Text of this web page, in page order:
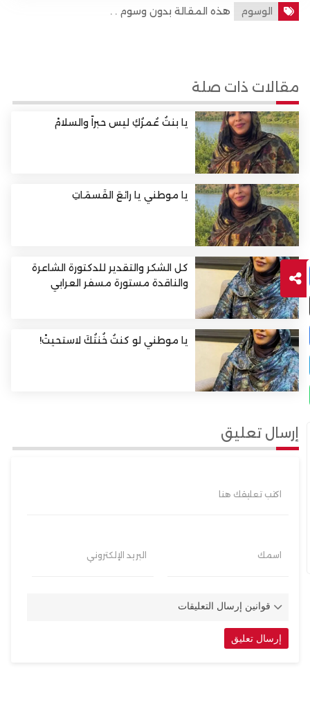
الوسوم هذه المقالة بدون وسوم . .
مقالات ذات صلة
يا بنتُ عُمرُكِ ليس حبراً والسلامْ
يا موطني يا رائعَ القَسمَاتِ
كل الشكر والتقدير للدكتورة الشاعرة
والناقدة مستورة مسفر العرابي
يا موطني لو كنتُ خُنتُكَ لاستحيتْ!
إرسال تعليق
اكتب تعليقك هنا
اسمك البريد الإلكتروني
قوانين إرسال التعليقات